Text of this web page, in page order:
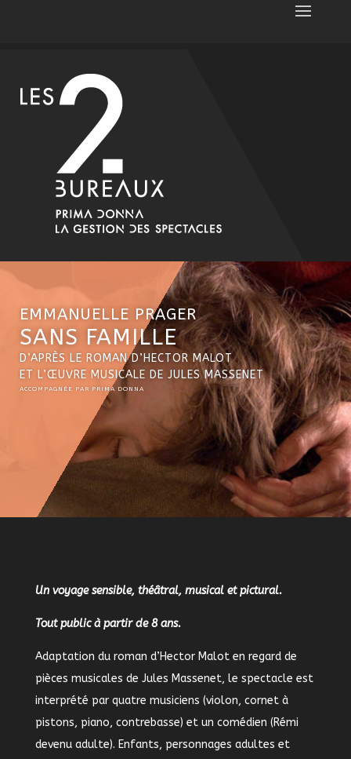
EMMANUELLE PRAGER
SANS FAMILLE
D’APRÈS LE ROMAN D’HECTOR MALOT
ET L’ŒUVRE MUSICALE DE JULES MASSENET
ACCOMPAGNÉE PAR PRIMA DONNA
Un voyage sensible, théâtral, musical et pictural.
Tout public à partir de 8 ans.
Adaptation du roman d’Hector Malot en regard de
pièces musicales de Jules Massenet, le spectacle est
interprété par quatre musiciens (violon, cornet à
pistons, piano, contrebasse) et un comédien (Rémi
devenu adulte). Enfants, personnages adultes et